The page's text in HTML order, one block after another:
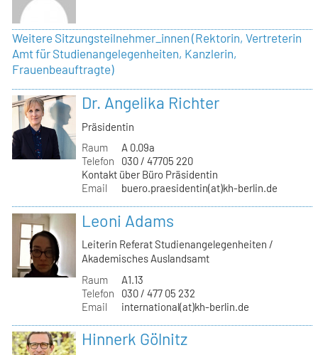
Weitere Sitzungsteilnehmer_innen (Rektorin, Vertreterin
Amt für Studienangelegenheiten, Kanzlerin,
Frauenbeauftragte)
Dr. Angelika Richter
Präsidentin
Raum
A 0.09a
Telefon
030 / 47705 220
Kontakt über Büro Präsidentin
Email
buero.praesidentin(at)kh-berlin.de
Leoni Adams
Leiterin Referat Studienangelegenheiten /
Akademisches Auslandsamt
Raum
A1.13
Telefon
030 / 477 05 232
Email
international(at)kh-berlin.de
Hinnerk Gölnitz